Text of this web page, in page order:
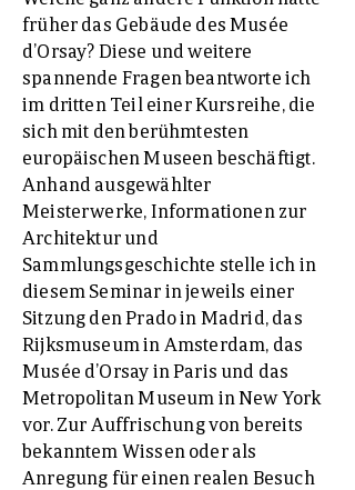
früher das Gebäude des Musée
d’Orsay? Diese und weitere
spannende Fragen beantworte ich
im dritten Teil einer Kursreihe, die
sich mit den berühmtesten
europäischen Museen beschäftigt.
Anhand ausgewählter
Meisterwerke, Informationen zur
Architektur und
Sammlungsgeschichte stelle ich in
diesem Seminar in jeweils einer
Sitzung den Prado in Madrid, das
Rijksmuseum in Amsterdam, das
Musée d’Orsay in Paris und das
Metropolitan Museum in New York
vor. Zur Auffrischung von bereits
bekanntem Wissen oder als
Anregung für einen realen Besuch